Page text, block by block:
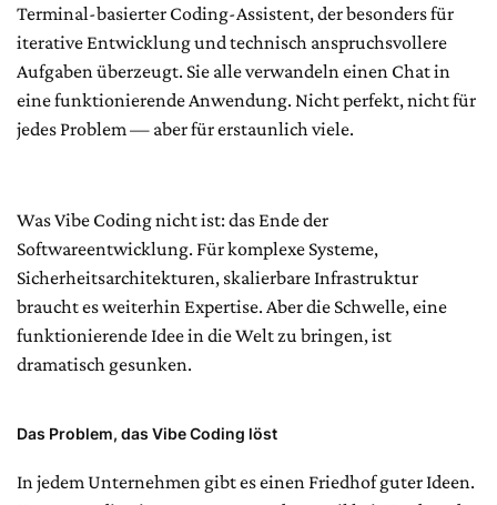
Terminal-basierter Coding-Assistent, der besonders für
iterative Entwicklung und technisch anspruchsvollere
Aufgaben überzeugt. Sie alle verwandeln einen Chat in
eine funktionierende Anwendung. Nicht perfekt, nicht für
jedes Problem — aber für erstaunlich viele.
Was Vibe Coding nicht ist: das Ende der
Softwareentwicklung. Für komplexe Systeme,
Sicherheitsarchitekturen, skalierbare Infrastruktur
braucht es weiterhin Expertise. Aber die Schwelle, eine
funktionierende Idee in die Welt zu bringen, ist
dramatisch gesunken.
Das Problem, das Vibe Coding löst
In jedem Unternehmen gibt es einen Friedhof guter Ideen.